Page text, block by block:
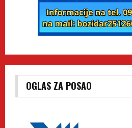
OGLAS ZA POSAO